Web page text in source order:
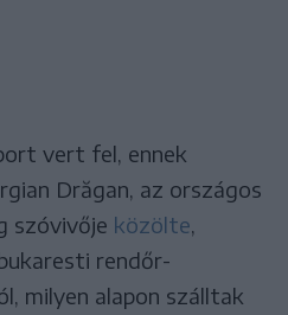
vert fel, ennek
Drăgan, az országos
szóvivője közölte,
rendőr-
milyen alapon szálltak